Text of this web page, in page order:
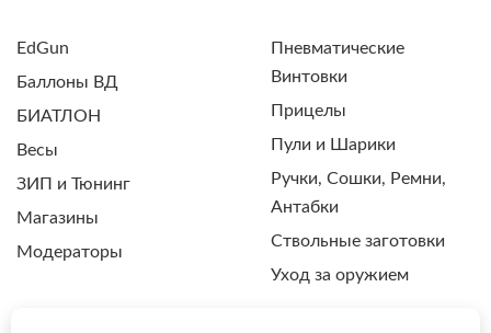
EdGun
Баллоны ВД
БИАТЛОН
Весы
ЗИП и Тюнинг
Магазины
Модераторы
Пневматические
Винтовки
Прицелы
Пули и Шарики
Ручки, Сошки, Ремни,
Антабки
Ствольные заготовки
Уход за оружием